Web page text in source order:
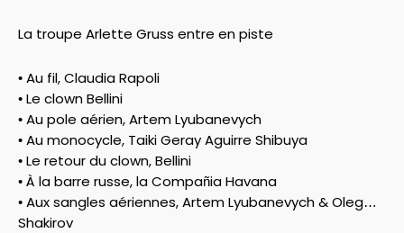
La troupe Arlette Gruss entre en piste
• Au fil, Claudia Rapoli
• Le clown Bellini
• Au pole aérien, Artem Lyubanevych
• Au monocycle, Taiki Geray Aguirre Shibuya
• Le retour du clown, Bellini
• À la barre russe, la Compañia Havana
• Aux sangles aériennes, Artem Lyubanevych & Oleg
Shakirov